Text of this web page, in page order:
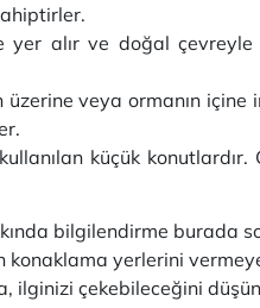
yer alır ve doğal
veya ormanın
küçük
bilgilendirme
yerlerini
çekebileceğini